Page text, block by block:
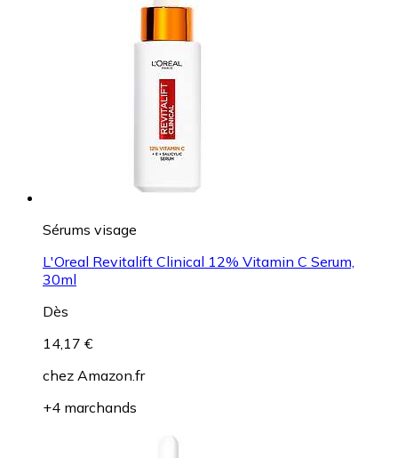
Sérums visage
L'Oreal Revitalift Clinical 12% Vitamin C Serum,
30ml
Dès
14,17 €
chez Amazon.fr
+4 marchands